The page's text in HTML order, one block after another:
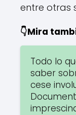
entre otras
👇Mira
Todo lo
saber
cese